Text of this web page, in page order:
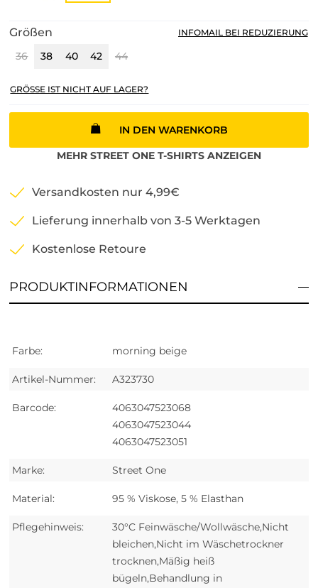
Größen
36 38 40 42 44
INFOMAIL BEI REDUZIERUNG
GRÖSSE IST NICHT AUF LAGER?
IN DEN WARENKORB
MEHR STREET ONE T-SHIRTS ANZEIGEN
Versandkosten nur 4,99€
Lieferung innerhalb von 3-5 Werktagen
Kostenlose Retoure
PRODUKTINFORMATIONEN
Farbe: morning beige
Artikel-Nummer: A323730
Barcode:
4063047523068
4063047523044
4063047523051
Marke: Street One
Material: 95 % Viskose, 5 % Elasthan
Pflegehinweis:
30°C Feinwäsche/Wollwäsche,Nicht
bleichen,Nicht im Wäschetrockner
trocknen,Mäßig heiß
bügeln,Behandlung in